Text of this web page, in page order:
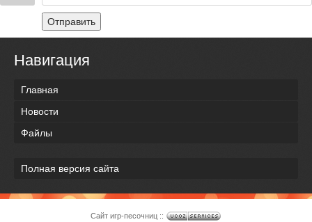
Отправить
Навигация
Главная
Новости
Файлы
Полная версия сайта
Сайт игр-песочниц ::